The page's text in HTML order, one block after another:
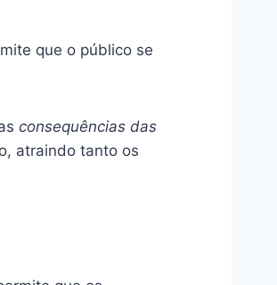
que o público se
consequências das
atraindo tanto os